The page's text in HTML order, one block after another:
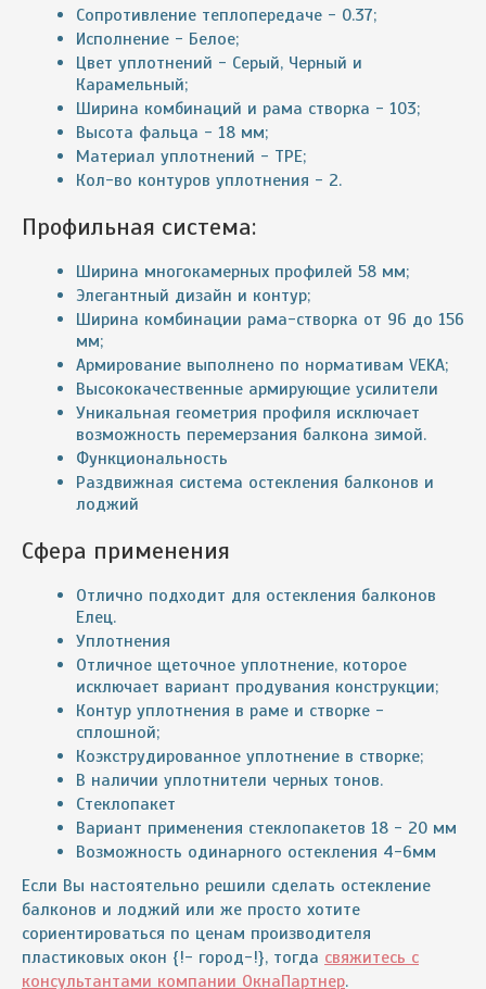
Сопротивление теплопередаче - 0.37;
Исполнение - Белое;
Цвет уплотнений - Серый, Черный и
Карамельный;
Ширина комбинаций и рама створка - 103;
Высота фальца - 18 мм;
Материал уплотнений - ТРЕ;
Кол-во контуров уплотнения - 2.
Профильная система:
Ширина многокамерных профилей 58 мм;
Элегантный дизайн и контур;
Ширина комбинации рама-створка от 96 до 156
мм;
Армирование выполнено по нормативам VEKA;
Высококачественные армирующие усилители
Уникальная геометрия профиля исключает
возможность перемерзания балкона зимой.
Функциональность
Раздвижная система остекления балконов и
лоджий
Сфера применения
Отлично подходит для остекления балконов
Елец.
Уплотнения
Отличное щеточное уплотнение, которое
исключает вариант продувания конструкции;
Контур уплотнения в раме и створке -
сплошной;
Коэкструдированное уплотнение в створке;
В наличии уплотнители черных тонов.
Cтеклопакет
Вариант применения стеклопакетов 18 - 20 мм
Возможность одинарного остекления 4-6мм
Если Вы настоятельно решили сделать остекление
балконов и лоджий или же просто хотите
сориентироваться по ценам производителя
пластиковых окон {!- город-!}, тогда свяжитесь с
консультантами компании ОкнаПартнер.